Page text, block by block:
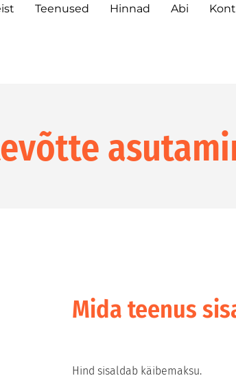
Teenused Hinnad Abi
Mida teenus
Hind sisaldab käibemaksu.